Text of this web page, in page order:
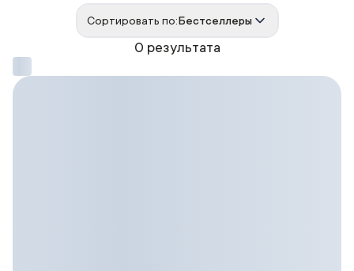
0 результата
Сортировать по:Бестселлеры